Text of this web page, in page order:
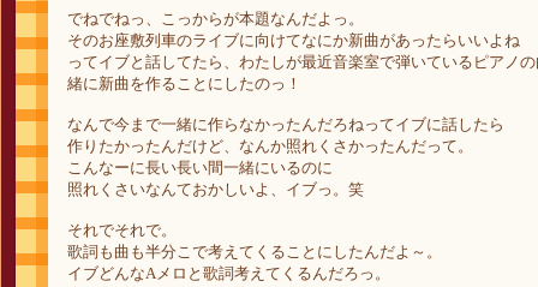
でねでねっ、こっからが本題なんだよっ。
そのお座敷列車のライブに向けてなにか新曲があったらいいよね
ってイブと話してたら、わたしが最近音楽室で弾いているピアノ
緒に新曲を作ることにしたのっ！
なんで今まで一緒に作らなかったんだろねってイブに話したら
作りたかったんだけど、なんか照れくさかったんだって。
こんなーに長い長い間一緒にいるのに
照れくさいなんておかしいよ、イブっ。笑
それでそれで。
歌詞も曲も半分こで考えてくることにしたんだよ～。
イブどんなAメロと歌詞考えてくるんだろっ。